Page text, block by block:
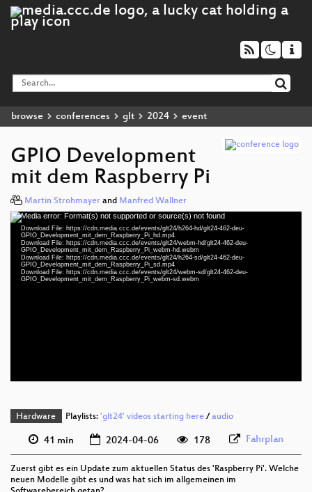
browse conferences glt 2024 event
GPIO Development
mit dem Raspberry Pi
Martin Strohmayer and Manfred Wallner
Video
Player
Media error: Format(s) not supported or source(s) not found
Download File: https://cdn.media.ccc.de/events/glt24/h264-hd/glt24-462-deu-
GPIO_Development_mit_dem_Raspberry_Pi_hd.mp4
Download File: https://cdn.media.ccc.de/events/glt24/webm-hd/glt24-462-deu-
GPIO_Development_mit_dem_Raspberry_Pi_webm-hd.webm
Download File: https://cdn.media.ccc.de/events/glt24/h264-sd/glt24-462-deu-
GPIO_Development_mit_dem_Raspberry_Pi_sd.mp4
Download File: https://cdn.media.ccc.de/events/glt24/webm-sd/glt24-462-deu-
GPIO_Development_mit_dem_Raspberry_Pi_webm-sd.webm
Hardware Playlists: 'glt24' videos starting here/ audio
41 min 2024-04-06 178 Fahrplan
Zuerst gibt es ein Update zum aktuellen Status des 'Raspberry Pi'. Welche
neuen Modelle gibt es und was hat sich im allgemeinen im